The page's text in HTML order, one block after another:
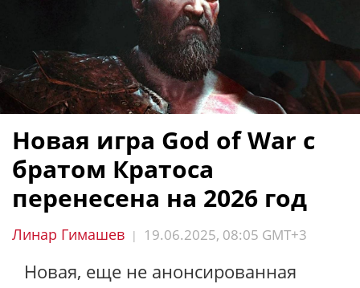
Новая игра God of War с
братом Кратоса
перенесена на 2026 год
Линар Гимашев | 19.06.2025, 08:05 GMT+3
Новая, еще не анонсированная